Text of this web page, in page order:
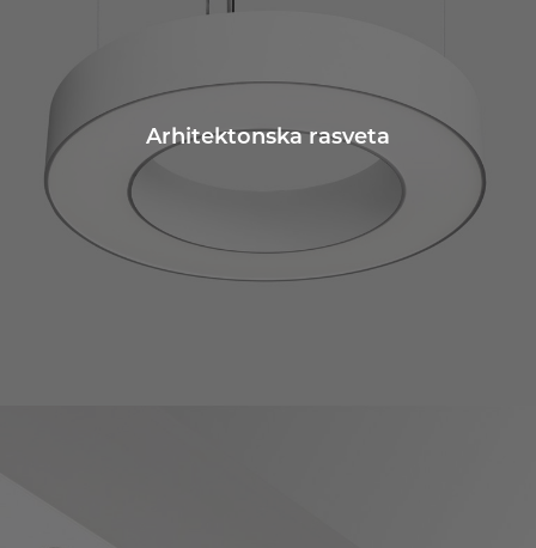
Arhitektonska rasveta